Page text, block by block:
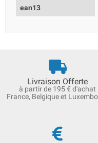
ean13
Livraison Offerte
à partir de 195 € d'achat
France, Belgique et